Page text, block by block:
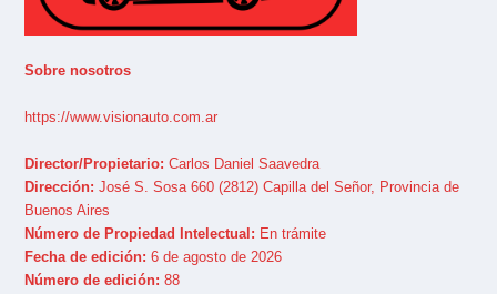
Sobre nosotros
https://www.visionauto.com.ar
Director/Propietario: Carlos Daniel Saavedra
Dirección: José S. Sosa 660 (2812) Capilla del Señor, Provincia de
Buenos Aires
Número de Propiedad Intelectual: En trámite
Fecha de edición: 6 de agosto de 2026
Número de edición: 88